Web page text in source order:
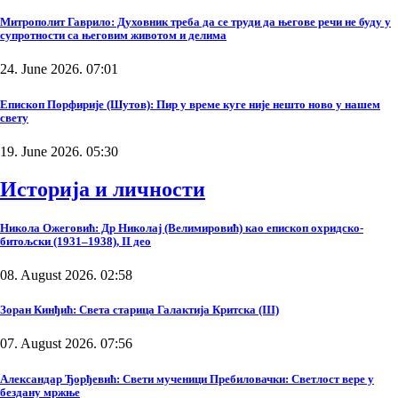
Митрополит Гаврило: Духовник треба да се труди да његове речи не буду у
супротности са његовим животом и делима
24. June 2026. 07:01
Епископ Порфирије (Шутов): Пир у време куге није нешто ново у нашем
свету
19. June 2026. 05:30
Историја и личности
Никола Ожеговић: Др Николај (Велимировић) као епископ охридско-
битољски (1931–1938), II део
08. August 2026. 02:58
Зоран Кинђић: Света старица Галактија Критска (III)
07. August 2026. 07:56
Александар Ђорђевић: Свети мученици Пребиловачки: Светлост вере у
бездану мржње